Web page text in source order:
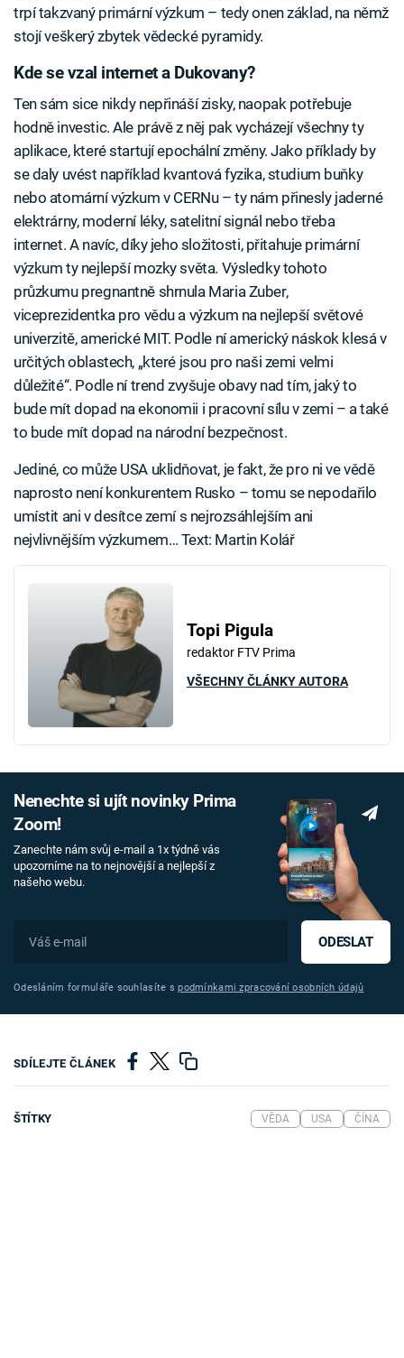
trpí takzvaný primární výzkum – tedy onen základ, na němž
stojí veškerý zbytek vědecké pyramidy.
Kde se vzal internet a Dukovany?
Ten sám sice nikdy nepřináší zisky, naopak potřebuje
hodně investic. Ale právě z něj pak vycházejí všechny ty
aplikace, které startují epochální změny. Jako příklady by
se daly uvést například kvantová fyzika, studium buňky
nebo atomární výzkum v CERNu – ty nám přinesly jaderné
elektrárny, moderní léky, satelitní signál nebo třeba
internet. A navíc, díky jeho složitosti, přitahuje primární
výzkum ty nejlepší mozky světa. Výsledky tohoto
průzkumu pregnantně shrnula Maria Zuber,
viceprezidentka pro vědu a výzkum na nejlepší světové
univerzitě, americké MIT. Podle ní americký náskok klesá v
určitých oblastech, „které jsou pro naši zemi velmi
důležité“. Podle ní trend zvyšuje obavy nad tím, jaký to
bude mít dopad na ekonomii i pracovní sílu v zemi – a také
to bude mít dopad na národní bezpečnost.
Jediné, co může USA uklidňovat, je fakt, že pro ni ve vědě
naprosto není konkurentem Rusko – tomu se nepodařilo
umístit ani v desítce zemí s nejrozsáhlejším ani
nejvlivnějším výzkumem… Text: Martin Kolář
Topi Pigula
redaktor FTV Prima
VŠECHNY ČLÁNKY AUTORA
Nenechte si ujít novinky Prima
Zoom!
Zanechte nám svůj e-mail a 1x týdně vás
upozorníme na to nejnovější a nejlepší z
našeho webu.
ODESLAT
Odesláním formuláře souhlasíte spodmínkami zpracování osobních údajů
SDÍLEJTE ČLÁNEK
ŠTÍTKY VĚDA USA ČÍNA